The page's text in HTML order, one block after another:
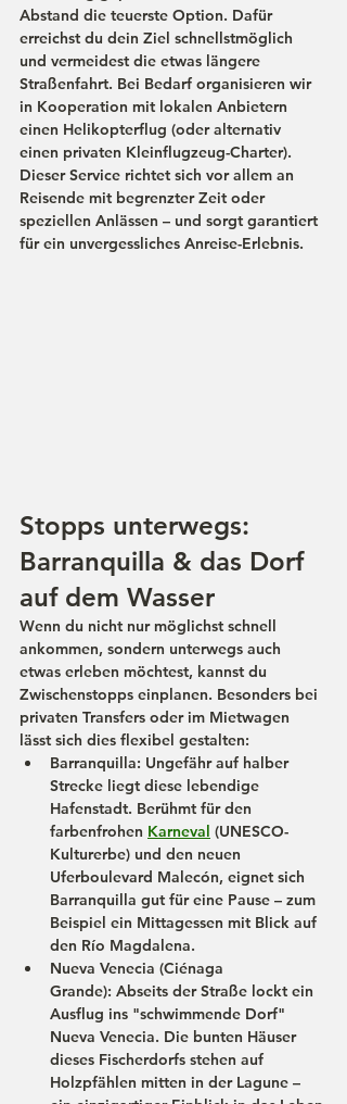
Abstand die teuerste Option. Dafür
erreichst du dein Ziel schnellstmöglich
und vermeidest die etwas längere
Straßenfahrt. Bei Bedarf organisieren wir
in Kooperation mit lokalen Anbietern
einen Helikopterflug (oder alternativ
einen privaten Kleinflugzeug-Charter).
Dieser Service richtet sich vor allem an
Reisende mit begrenzter Zeit oder
speziellen Anlässen – und sorgt garantiert
für ein unvergessliches Anreise-Erlebnis.
Stopps unterwegs:
Barranquilla & das Dorf
auf dem Wasser
Wenn du nicht nur möglichst schnell
ankommen, sondern unterwegs auch
etwas erleben möchtest, kannst du
Zwischenstopps einplanen. Besonders bei
privaten Transfers oder im Mietwagen
lässt sich dies flexibel gestalten:
Barranquilla: Ungefähr auf halber
Strecke liegt diese lebendige
Hafenstadt. Berühmt für den
farbenfrohen Karneval (UNESCO-
Kulturerbe) und den neuen
Uferboulevard Malecón, eignet sich
Barranquilla gut für eine Pause – zum
Beispiel ein Mittagessen mit Blick auf
den Río Magdalena.
Nueva Venecia (Ciénaga
Grande): Abseits der Straße lockt ein
Ausflug ins "schwimmende Dorf"
Nueva Venecia. Die bunten Häuser
dieses Fischerdorfs stehen auf
Holzpfählen mitten in der Lagune –